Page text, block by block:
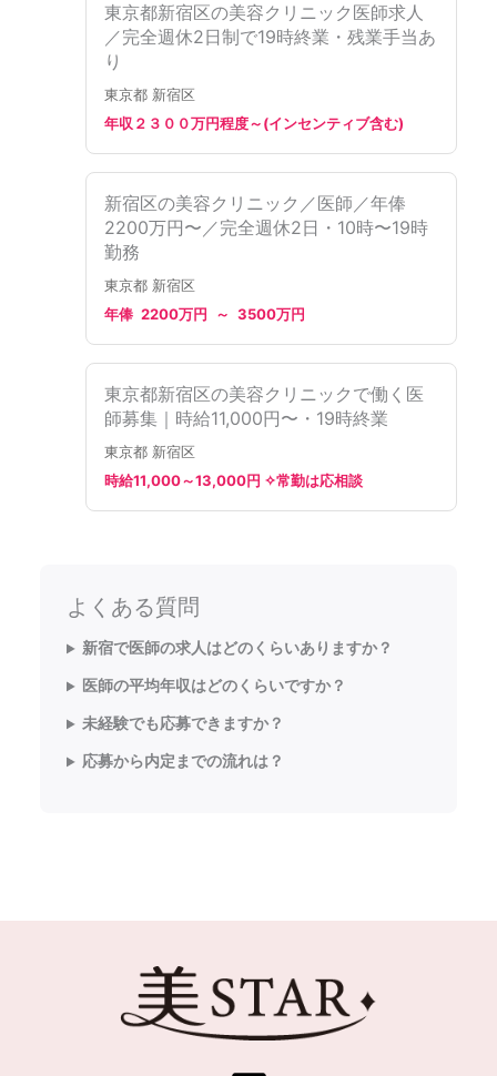
東京都新宿区の美容クリニック医師求人
／完全週休2日制で19時終業・残業手当あ
り
東京都 新宿区
年収２３００万円程度～(インセンティブ含む)
新宿区の美容クリニック／医師／年俸
2200万円〜／完全週休2日・10時〜19時
勤務
東京都 新宿区
年俸 2200万円 ～ 3500万円
東京都新宿区の美容クリニックで働く医
師募集｜時給11,000円〜・19時終業
東京都 新宿区
時給11,000～13,000円 ✧常勤は応相談
よくある質問
新宿で医師の求人はどのくらいありますか？
医師の平均年収はどのくらいですか？
未経験でも応募できますか？
応募から内定までの流れは？